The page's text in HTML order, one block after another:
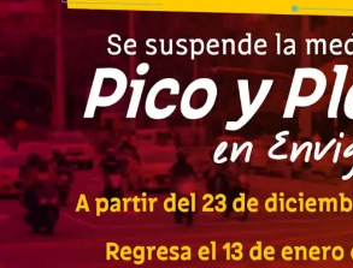
Equipo
Sobre Nosotros
Contactos